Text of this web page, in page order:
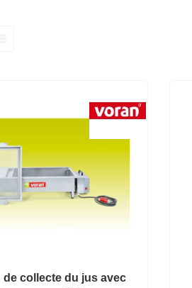
de collecte du jus avec